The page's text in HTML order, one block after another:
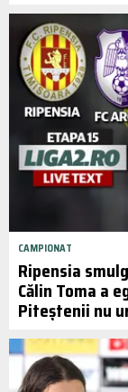
CAMPIONAT
Ripensia
Călin Toma a
Piteștenii nu